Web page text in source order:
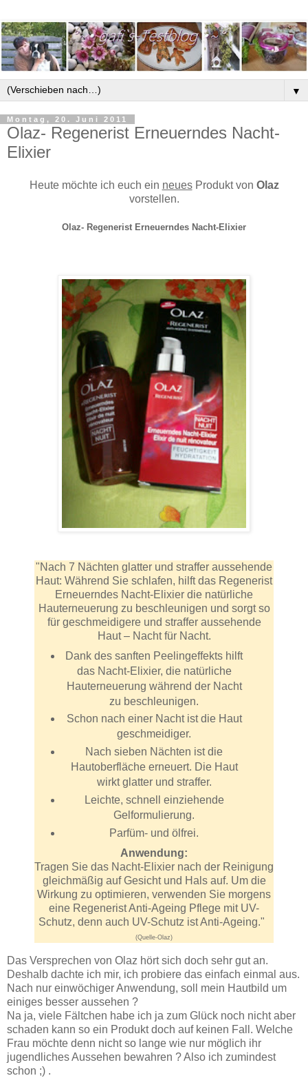
▼
Montag, 20. Juni 2011
Olaz- Regenerist Erneuerndes Nacht-
Elixier
Heute möchte ich euch ein neuesProdukt von Olaz
vorstellen.
Olaz- Regenerist Erneuerndes Nacht-Elixier
"Nach 7 Nächten glatter und straffer aussehende
Haut: Während Sie schlafen, hilft das Regenerist
Erneuerndes Nacht-Elixier die natürliche
Hauterneuerung zu beschleunigen und sorgt so
für geschmeidigere und straffer aussehende
Haut – Nacht für Nacht.
Dank des sanften Peelingeffekts hilft
das Nacht-Elixier, die natürliche
Hauterneuerung während der Nacht
zu beschleunigen.
Schon nach einer Nacht ist die Haut
geschmeidiger.
Nach sieben Nächten ist die
Hautoberfläche erneuert. Die Haut
wirkt glatter und straffer.
Leichte, schnell einziehende
Gelformulierung.
Parfüm- und ölfrei.
Anwendung:
Tragen Sie das Nacht-Elixier nach der Reinigung
gleichmäßig auf Gesicht und Hals auf. Um die
Wirkung zu optimieren, verwenden Sie morgens
eine Regenerist Anti-Ageing Pflege mit UV-
Schutz, denn auch UV-Schutz ist Anti-Ageing."
(Quelle-Olaz)
Das Versprechen von Olaz hört sich doch sehr gut an.
Deshalb dachte ich mir, ich probiere das einfach einmal aus.
Nach nur einwöchiger Anwendung, soll mein Hautbild um
einiges besser aussehen ?
Na ja, viele Fältchen habe ich ja zum Glück noch nicht aber
schaden kann so ein Produkt doch auf keinen Fall. Welche
Frau möchte denn nicht so lange wie nur möglich ihr
jugendliches Aussehen bewahren ? Also ich zumindest
schon ;) .